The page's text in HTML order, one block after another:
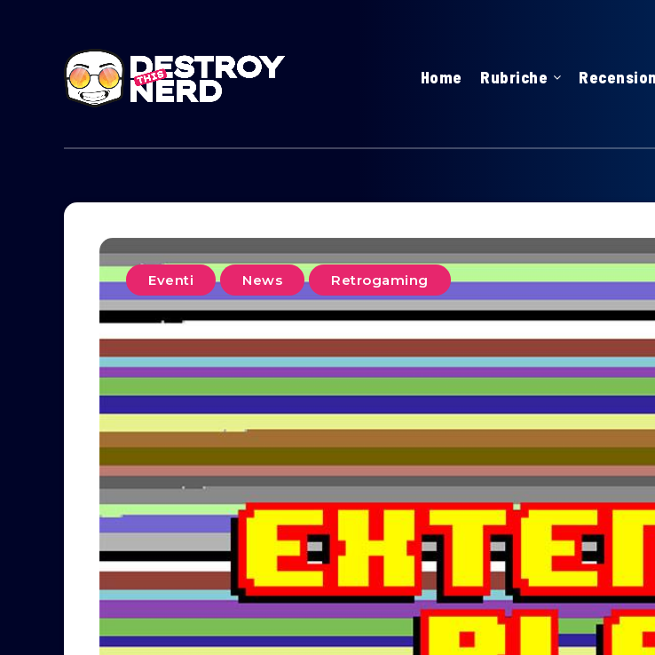
Home Rubriche
Eventi News Retrogaming